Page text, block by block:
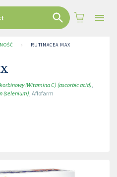
› RUTINACEA MAX
(Witamina C) (ascorbic acid),
(selenium), Aflofarm